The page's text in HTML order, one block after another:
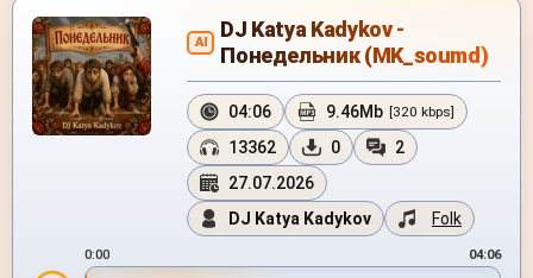
AI
DJ Katya Kadykov -
Понедельник (MK_soumd)
04:06 9.46Mb [320 kbps]
13362 0
2
27.07.2026
DJ Katya Kadykov
Folk
0:00 04:06